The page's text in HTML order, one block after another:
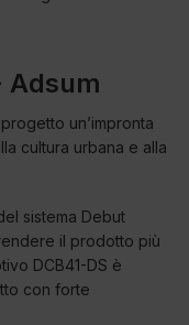
Adsum
un’impronta
cultura urbana e alla
sistema Debut
il prodotto più
DCB41-DS è
con forte